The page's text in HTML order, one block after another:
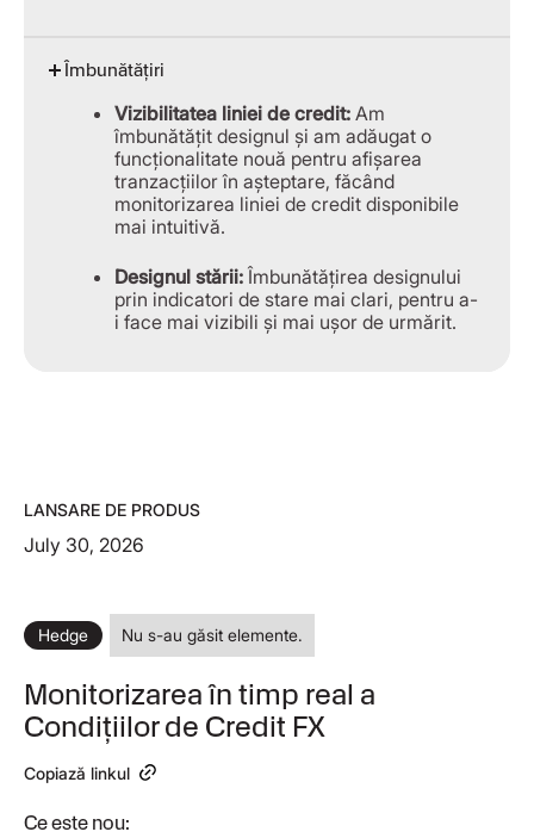
Îmbunătățiri
Vizibilitatea liniei de credit: Am
îmbunătățit designul și am adăugat o
funcționalitate nouă pentru afișarea
tranzacțiilor în așteptare, făcând
monitorizarea liniei de credit disponibile
mai intuitivă.
Designul stării: Îmbunătățirea designului
prin indicatori de stare mai clari, pentru a-
i face mai vizibili și mai ușor de urmărit.
LANSARE DE PRODUS
July 30, 2026
Hedge Nu s-au găsit elemente.
Monitorizarea în timp real a
Condițiilor de Credit FX
Copiază linkul
Ce este nou: